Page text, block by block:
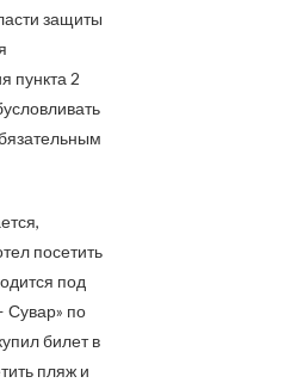
защиты
пункта 2
посетить
под
по
билет в
пляж и